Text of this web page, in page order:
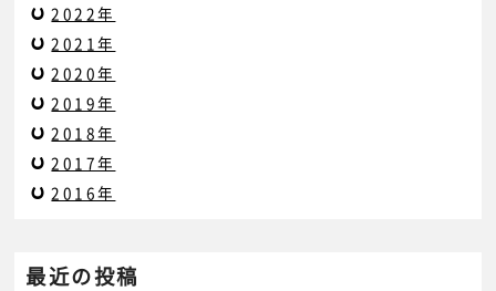
2022年
2021年
2020年
2019年
2018年
2017年
2016年
最近の投稿